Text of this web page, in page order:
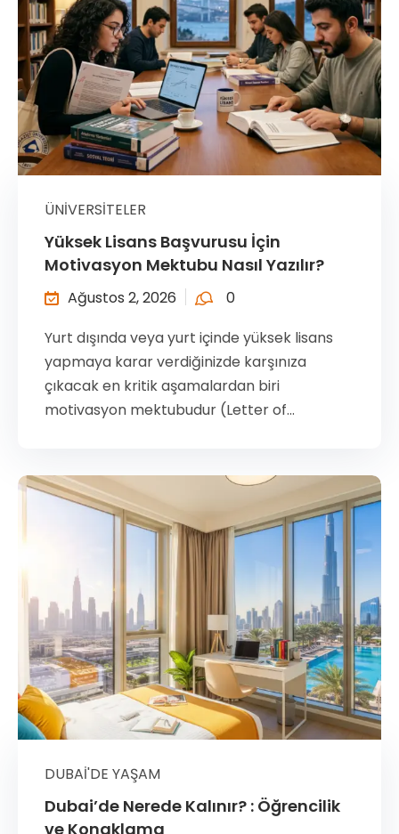
ÜNIVERSITELER
Yüksek Lisans Başvurusu İçin
Motivasyon Mektubu Nasıl Yazılır?
Ağustos 2, 2026
0
Yurt dışında veya yurt içinde yüksek lisans
yapmaya karar verdiğinizde karşınıza
çıkacak en kritik aşamalardan biri
motivasyon mektubudur (Letter of...
DUBAI'DE YAŞAM
Dubai’de Nerede Kalınır? : Öğrencilik
ve Konaklama